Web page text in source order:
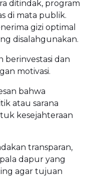
ditindak, program
di mata publik.
gizi optimal
disalahgunakan.
berinvestasi dan
motivasi.
bahwa
atau sarana
kesejahteraan
transparan,
dapur yang
agar tujuan